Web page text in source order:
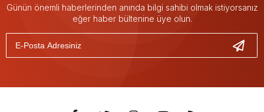
Günün önemli haberlerinden anında bilgi sahibi olmak istiyorsanız
eğer haber bültenine üye olun.